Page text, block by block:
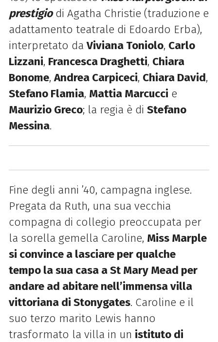
prestigio di Agatha Christie (traduzione e
adattamento teatrale di Edoardo Erba),
interpretato daViviana Toniolo, Carlo
Lizzani, Francesca Draghetti, Chiara
Bonome,Andrea Carpiceci, Chiara David,
Stefano Flamia, Mattia Marcucci e
Maurizio Greco; la regia è di Stefano
Messina.
Fine degli anni ’40, campagna inglese.
Pregata da Ruth, una sua vecchia
compagna di collegio preoccupata per
la sorella gemella Caroline, Miss Marple
si convince a lasciare per qualche
tempo la sua casa a St Mary Mead per
andare ad abitare nell’immensa villa
vittoriana di Stonygates. Caroline e il
suo terzo marito Lewis hanno
trasformato la villa in un istituto di